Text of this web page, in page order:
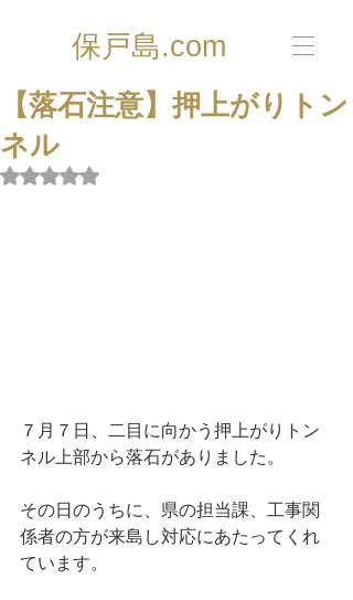
保戸島.com
【落石注意】押上がりトン
ネル
5つ星のうちNaNと評価されています。
７月７日、二目に向かう押上がりトン
ネル上部から落石がありました。
その日のうちに、県の担当課、工事関
係者の方が来島し対応にあたってくれ
ています。